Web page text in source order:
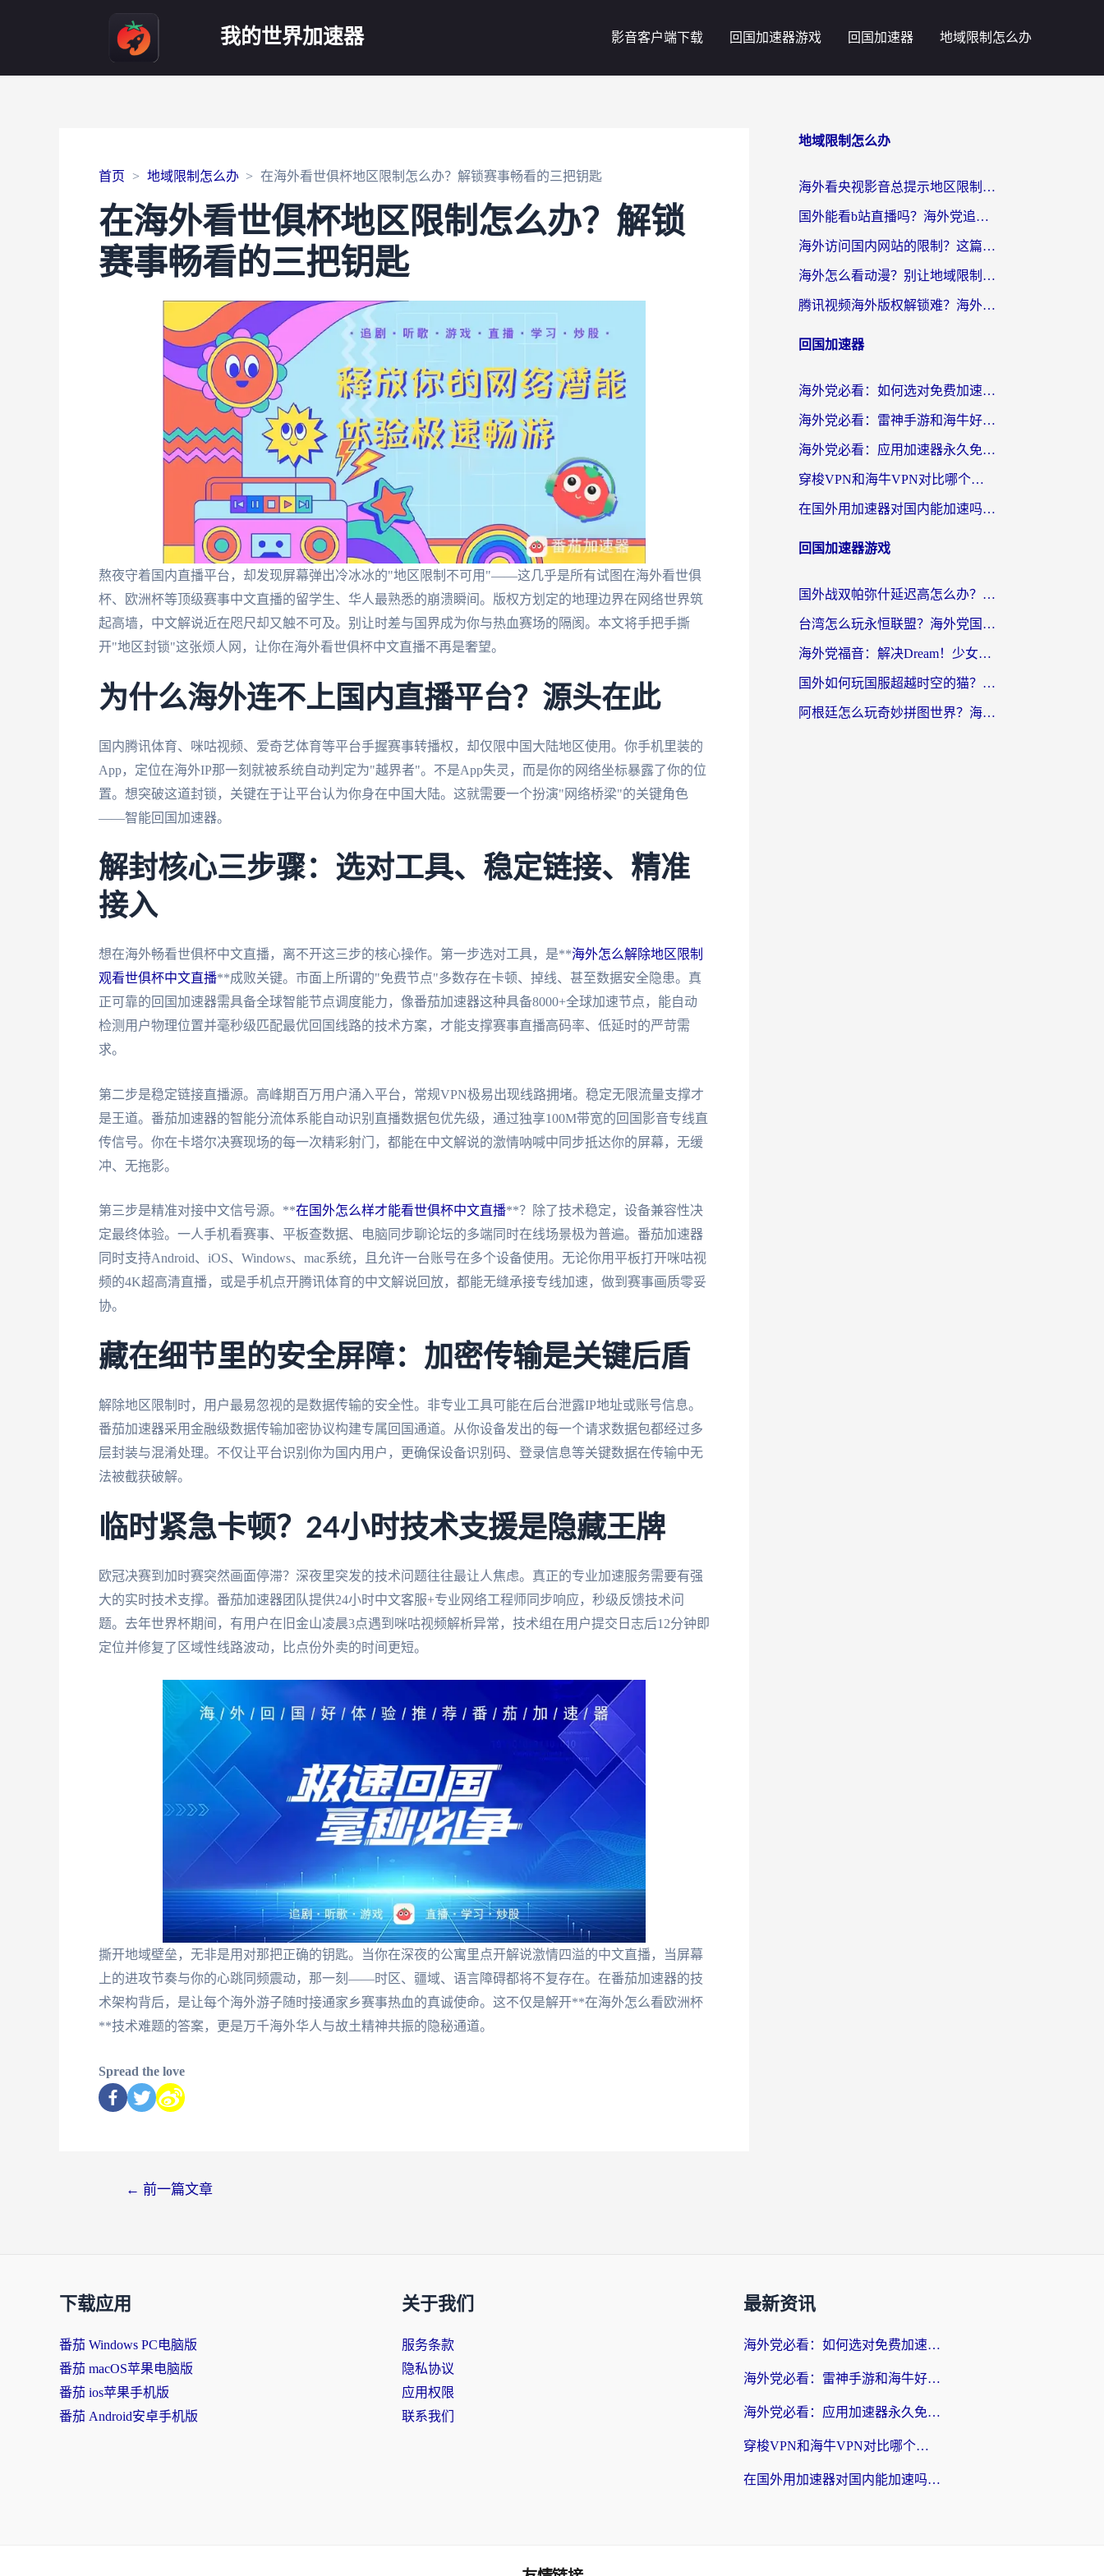
我的世界加速器 影音客户端下载 回国加速器游戏 回国加速器 地域限制怎么办
首页 地域限制怎么办 在海外看世俱杯地区限制怎么办？解锁赛事畅看的三把钥匙
在海外看世俱杯地区限制怎么办？解锁
赛事畅看的三把钥匙
熬夜守着国内直播平台，却发现屏幕弹出冷冰冰的"地区限制不可用"——这几乎是所有试图在海外看世俱
杯、欧洲杯等顶级赛事中文直播的留学生、华人最熟悉的崩溃瞬间。版权方划定的地理边界在网络世界筑
起高墙，中文解说近在咫尺却又触不可及。别让时差与国界成为你与热血赛场的隔阂。本文将手把手撕
开"地区封锁"这张烦人网，让你在海外看世俱杯中文直播不再是奢望。
为什么海外连不上国内直播平台？源头在此
国内腾讯体育、咪咕视频、爱奇艺体育等平台手握赛事转播权，却仅限中国大陆地区使用。你手机里装的
App，定位在海外IP那一刻就被系统自动判定为"越界者"。不是App失灵，而是你的网络坐标暴露了你的位
置。想突破这道封锁，关键在于让平台认为你身在中国大陆。这就需要一个扮演"网络桥梁"的关键角色
——智能回国加速器。
解封核心三步骤：选对工具、稳定链接、精准
接入
想在海外畅看世俱杯中文直播，离不开这三步的核心操作。第一步选对工具，是**海外怎么解除地区限制
观看世俱杯中文直播**成败关键。市面上所谓的"免费节点"多数存在卡顿、掉线、甚至数据安全隐患。真
正可靠的回国加速器需具备全球智能节点调度能力，像番茄加速器这种具备8000+全球加速节点，能自动
检测用户物理位置并毫秒级匹配最优回国线路的技术方案，才能支撑赛事直播高码率、低延时的严苛需
求。
第二步是稳定链接直播源。高峰期百万用户涌入平台，常规VPN极易出现线路拥堵。稳定无限流量支撑才
是王道。番茄加速器的智能分流体系能自动识别直播数据包优先级，通过独享100M带宽的回国影音专线直
传信号。你在卡塔尔决赛现场的每一次精彩射门，都能在中文解说的激情呐喊中同步抵达你的屏幕，无缓
冲、无拖影。
第三步是精准对接中文信号源。**在国外怎么样才能看世俱杯中文直播**？除了技术稳定，设备兼容性决
定最终体验。一人手机看赛事、平板查数据、电脑同步聊论坛的多端同时在线场景极为普遍。番茄加速器
同时支持Android、iOS、Windows、mac系统，且允许一台账号在多个设备使用。无论你用平板打开咪咕视
频的4K超高清直播，或是手机点开腾讯体育的中文解说回放，都能无缝承接专线加速，做到赛事画质零妥
协。
藏在细节里的安全屏障：加密传输是关键后盾
解除地区限制时，用户最易忽视的是数据传输的安全性。非专业工具可能在后台泄露IP地址或账号信息。
番茄加速器采用金融级数据传输加密协议构建专属回国通道。从你设备发出的每一个请求数据包都经过多
层封装与混淆处理。不仅让平台识别你为国内用户，更确保设备识别码、登录信息等关键数据在传输中无
法被截获破解。
临时紧急卡顿？24小时技术支援是隐藏王牌
欧冠决赛到加时赛突然画面停滞？深夜里突发的技术问题往往最让人焦虑。真正的专业加速服务需要有强
大的实时技术支撑。番茄加速器团队提供24小时中文客服+专业网络工程师同步响应，秒级反馈技术问
题。去年世界杯期间，有用户在旧金山凌晨3点遇到咪咕视频解析异常，技术组在用户提交日志后12分钟即
定位并修复了区域性线路波动，比点份外卖的时间更短。
撕开地域壁垒，无非是用对那把正确的钥匙。当你在深夜的公寓里点开解说激情四溢的中文直播，当屏幕
上的进攻节奏与你的心跳同频震动，那一刻——时区、疆域、语言障碍都将不复存在。在番茄加速器的技
术架构背后，是让每个海外游子随时接通家乡赛事热血的真诚使命。这不仅是解开**在海外怎么看欧洲杯
**技术难题的答案，更是万千海外华人与故土精神共振的隐秘通道。
Spread the love
← 前一篇文章
地域限制怎么办
海外看央视影音总提示地区限制？这篇教你选对回国加速器，流畅追剧不踩坑
国外能看b站直播吗？海外党追剧看片的终极解决方案来了
海外访问国内网站的限制？这篇攻略帮你无缝解锁12306、12123和国内影音
海外怎么看动漫？别让地域限制挡住你的追番快乐
腾讯视频海外版权解锁难？海外党亲测：选对回国加速器，追剧观影零障碍
回国加速器
海外党必看：如何选对免费加速器，无缝访问国内资源不踩坑？
海外党必看：雷神手游和海牛好用吗？+3款热门加速器实测对比，附番茄加速器无缝回国指南
海外党必看：应用加速器永久免费版真的存在吗？教你选对回国加速器无缝刷国内资源
穿梭VPN和海牛VPN对比哪个回国效果更好？海外华人亲测3款热门加速器+避坑指南
在国外用加速器对国内能加速吗？海外党亲测有效的无缝访问指南
回国加速器游戏
国外战双帕弥什延迟高怎么办？2026海外畅玩国服游戏终极指南（附实测工具推荐）
台湾怎么玩永恒联盟？海外党国服游戏加速器选择全攻略（附3大热门游戏实测）
海外党福音：解决Dream！少女乐团派对！国外延迟的实用指南，附北美英国游戏加速方案
国外如何玩国服超越时空的猫？2026海外党必看的加速器选择指南
阿根廷怎么玩奇妙拼图世界？海外玩家国服游戏加速全攻略（附帕斯卡契约战舰少女解决方案）
下载应用
番茄 Windows PC电脑版
番茄 macOS苹果电脑版
番茄 ios苹果手机版
番茄 Android安卓手机版
关于我们
服务条款
隐私协议
应用权限
联系我们
最新资讯
海外党必看：如何选对免费加速器，无缝访问国内资源不踩坑？
海外党必看：雷神手游和海牛好用吗？+3款热门加速器实测对比，附番茄加速器无缝回国指南
海外党必看：应用加速器永久免费版真的存在吗？教你选对回国加速器无缝刷国内资源
穿梭VPN和海牛VPN对比哪个回国效果更好？海外华人亲测3款热门加速器+避坑指南
在国外用加速器对国内能加速吗？海外党亲测有效的无缝访问指南